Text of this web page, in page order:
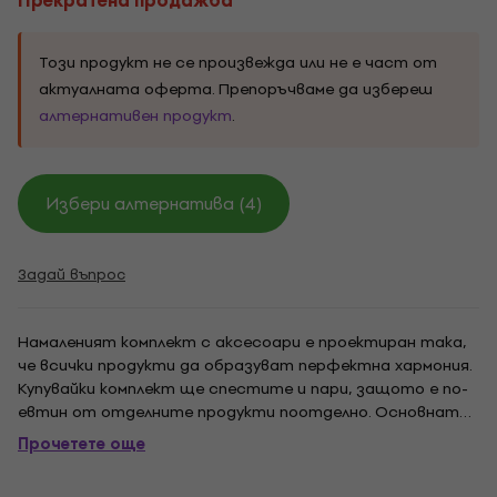
Този продукт не се произвежда или не е част от
актуалната оферта. Препоръчваме да избереш
алтернативен продукт.
Избери алтернатива (4)
Задай въпрос
Намаленият комплект с аксесоари е проектиран така,
че всички продукти да образуват перфектна хармония.
Купувайки комплект ще спестите и пари, защото е по-
евтин от отделните продукти поотделно. Основната
снимка на комплекта е илюстративна.
Прочетете още